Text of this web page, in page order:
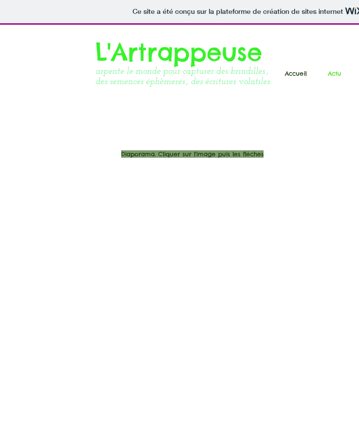
Ce site a été conçu sur la plateforme de création de sites internet
L'Artrappeuse
Accueil Actu
arpente le monde pour capturer des brindilles.,
des semences éphèmeres., des écritures volatiles.
Diaporama. Cliquer sur l'image puis les flèches